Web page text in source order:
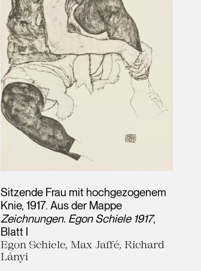
Sitzende Frau mit hochgezogenem
Knie, 1917. Aus der Mappe
Zeichnungen. Egon Schiele 1917,
Blatt I
Egon Schiele, Max Jaffé, Richard
Lányi